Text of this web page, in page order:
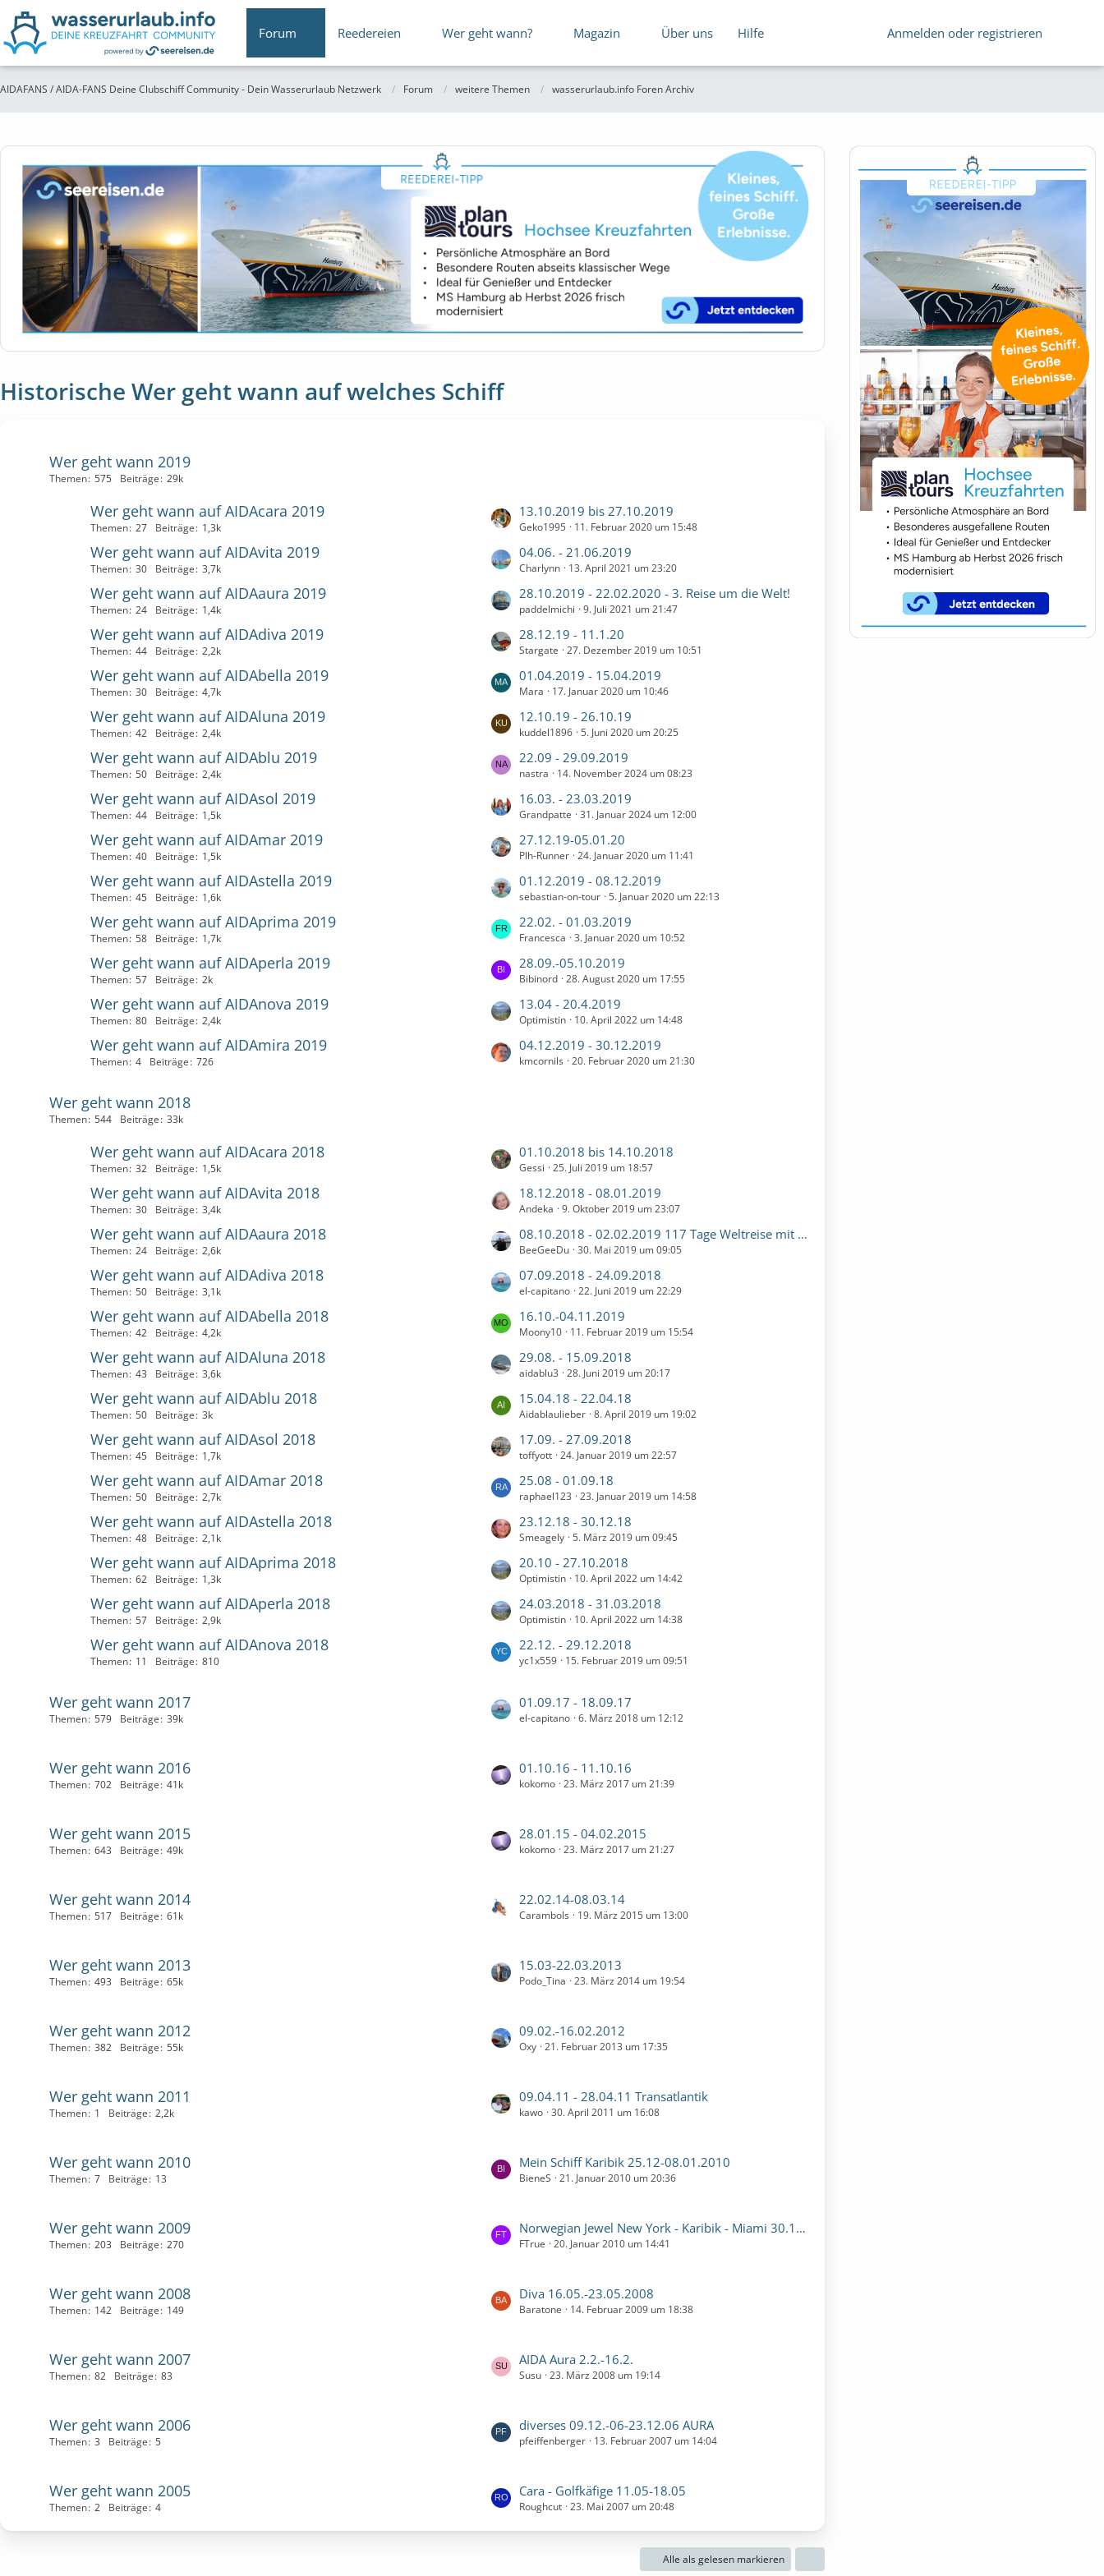
Forum Reedereien Wer geht wann? Magazin Über uns Hilfe Anmelden oder registrieren
AIDAFANS / AIDA-FANS Deine Clubschiff Community - Dein Wasserurlaub Netzwerk Forum weitere Themen wasserurlaub.info Foren Archiv
Historische Wer geht wann auf welches Schiff
Wer geht wann 2019
Themen 575 Beiträge 29k
Wer geht wann auf AIDAcara 2019
Themen 27 Beiträge 1,3k
L
e
t
z
e
e
t
r
ä
g
13.10.2019 bis 27.10.2019
Geko1995 11. Februar 2020 um 15:48
Wer geht wann auf AIDAvita 2019
Themen 30 Beiträge 3,7k
L
e
t
z
e
e
t
r
ä
g
04.06. - 21.06.2019
Charlynn 13. April 2021 um 23:20
Wer geht wann auf AIDAaura 2019
Themen 24 Beiträge 1,4k
L
e
t
z
e
e
t
r
g
28.10.2019 - 22.02.2020 - 3. Reise um die Welt!
paddelmichi 9. Juli 2021 um 21:47
Wer geht wann auf AIDAdiva 2019
Themen 44 Beiträge 2,2k
L
e
t
z
e
e
t
r
ä
g
28.12.19 - 11.1.20
Stargate 27. Dezember 2019 um 10:51
Wer geht wann auf AIDAbella 2019
Themen 30 Beiträge 4,7k
L
e
t
z
e
e
t
r
ä
g
01.04.2019 - 15.04.2019
Mara 17. Januar 2020 um 10:46
Wer geht wann auf AIDAluna 2019
Themen 42 Beiträge 2,4k
L
e
t
z
e
e
t
r
ä
g
12.10.19 - 26.10.19
kuddel1896 5. Juni 2020 um 20:25
Wer geht wann auf AIDAblu 2019
Themen 50 Beiträge 2,4k
L
e
t
z
e
e
t
r
ä
g
22.09 - 29.09.2019
nastra 14. November 2024 um 08:23
Wer geht wann auf AIDAsol 2019
Themen 44 Beiträge 1,5k
L
e
t
z
e
e
t
r
ä
g
16.03. - 23.03.2019
Grandpatte 31. Januar 2024 um 12:00
Wer geht wann auf AIDAmar 2019
Themen 40 Beiträge 1,5k
L
e
t
z
e
e
t
r
ä
g
27.12.19-05.01.20
Plh-Runner 24. Januar 2020 um 11:41
Wer geht wann auf AIDAstella 2019
Themen 45 Beiträge 1,6k
L
e
t
z
e
e
t
r
01.12.2019 - 08.12.2019
sebastian-on-tour 5. Januar 2020 um 22:13
Wer geht wann auf AIDAprima 2019
Themen 58 Beiträge 1,7k
L
e
t
z
e
e
e
22.02. - 01.03.2019
Francesca 3. Januar 2020 um 10:52
Wer geht wann auf AIDAperla 2019
Themen 57 Beiträge 2k
L
e
t
z
e
ä
e
28.09.-05.10.2019
Bibinord 28. August 2020 um 17:55
Wer geht wann auf AIDAnova 2019
Themen 80 Beiträge 2,4k
L
e
t
z
i
t
ä
e
13.04 - 20.4.2019
Optimistin 10. April 2022 um 14:48
Wer geht wann auf AIDAmira 2019
Themen 4 Beiträge 726
L
e
B
e
t
ä
e
04.12.2019 - 30.12.2019
kmcornils 20. Februar 2020 um 21:30
Wer geht wann 2018
Themen 544 Beiträge 33k
Wer geht wann auf AIDAcara 2018
Themen 32 Beiträge 1,5k
L
e
z
e
e
t
r
ä
g
01.10.2018 bis 14.10.2018
Gessi 25. Juli 2019 um 18:57
Wer geht wann auf AIDAvita 2018
Themen 30 Beiträge 3,4k
L
e
z
e
e
t
r
ä
g
18.12.2018 - 08.01.2019
Andeka 9. Oktober 2019 um 23:07
Wer geht wann auf AIDAaura 2018
Themen 24 Beiträge 2,6k
L
e
t
z
e
e
t
r
ä
g
08.10.2018 - 02.02.2019 117 Tage Weltreise mit AIDAaura
BeeGeeDu 30. Mai 2019 um 09:05
Wer geht wann auf AIDAdiva 2018
Themen 50 Beiträge 3,1k
L
e
t
z
e
e
t
r
ä
g
07.09.2018 - 24.09.2018
el-capitano 22. Juni 2019 um 22:29
Wer geht wann auf AIDAbella 2018
Themen 42 Beiträge 4,2k
L
e
t
z
e
e
t
r
ä
g
16.10.-04.11.2019
Moony10 11. Februar 2019 um 15:54
Wer geht wann auf AIDAluna 2018
Themen 43 Beiträge 3,6k
L
e
t
z
e
e
t
r
ä
g
29.08. - 15.09.2018
aidablu3 28. Juni 2019 um 20:17
Wer geht wann auf AIDAblu 2018
Themen 50 Beiträge 3k
L
e
t
z
e
e
t
r
ä
g
15.04.18 - 22.04.18
Aidablaulieber 8. April 2019 um 19:02
Wer geht wann auf AIDAsol 2018
Themen 45 Beiträge 1,7k
L
e
t
z
e
e
t
r
ä
g
17.09. - 27.09.2018
toffyott 24. Januar 2019 um 22:57
Wer geht wann auf AIDAmar 2018
Themen 50 Beiträge 2,7k
L
e
t
z
e
e
t
r
g
e
25.08 - 01.09.18
raphael123 23. Januar 2019 um 14:58
Wer geht wann auf AIDAstella 2018
Themen 48 Beiträge 2,1k
L
e
t
z
e
e
r
ä
23.12.18 - 30.12.18
Smeagely 5. März 2019 um 09:45
Wer geht wann auf AIDAprima 2018
Themen 62 Beiträge 1,3k
L
e
t
z
e
i
ä
g
20.10 - 27.10.2018
Optimistin 10. April 2022 um 14:42
Wer geht wann auf AIDAperla 2018
Themen 57 Beiträge 2,9k
L
e
t
z
B
t
r
e
24.03.2018 - 31.03.2018
Optimistin 10. April 2022 um 14:38
Wer geht wann auf AIDAnova 2018
Themen 11 Beiträge 810
L
e
z
t
e
ä
22.12. - 29.12.2018
yc1x559 15. Februar 2019 um 09:51
Wer geht wann 2017
Themen 579 Beiträge 39k
L
e
t
e
i
ä
01.09.17 - 18.09.17
el-capitano 6. März 2018 um 12:12
Wer geht wann 2016
Themen 702 Beiträge 41k
L
e
t
e
i
ä
g
01.10.16 - 11.10.16
kokomo 23. März 2017 um 21:39
Wer geht wann 2015
Themen 643 Beiträge 49k
L
e
t
e
i
ä
g
28.01.15 - 04.02.2015
kokomo 23. März 2017 um 21:27
Wer geht wann 2014
Themen 517 Beiträge 61k
L
e
t
e
i
ä
g
22.02.14-08.03.14
Carambols 19. März 2015 um 13:00
Wer geht wann 2013
Themen 493 Beiträge 65k
L
e
t
e
i
ä
g
15.03-22.03.2013
Podo_Tina 23. März 2014 um 19:54
Wer geht wann 2012
Themen 382 Beiträge 55k
L
e
t
e
i
ä
g
09.02.-16.02.2012
Oxy 21. Februar 2013 um 17:35
Wer geht wann 2011
Themen 1 Beiträge 2,2k
L
e
t
e
i
ä
g
09.04.11 - 28.04.11 Transatlantik
kawo 30. April 2011 um 16:08
Wer geht wann 2010
Themen 7 Beiträge 13
L
e
t
e
i
ä
g
Mein Schiff Karibik 25.12-08.01.2010
BieneS 21. Januar 2010 um 20:36
Wer geht wann 2009
Themen 203 Beiträge 270
L
e
t
e
i
ä
g
Norwegian Jewel New York - Karibik - Miami 30.10-13.11.2009
FTrue 20. Januar 2010 um 14:41
Wer geht wann 2008
Themen 142 Beiträge 149
L
e
t
e
i
ä
g
e
Diva 16.05.-23.05.2008
Baratone 14. Februar 2009 um 18:38
Wer geht wann 2007
Themen 82 Beiträge 83
L
e
t
e
i
AIDA Aura 2.2.-16.2.
Susu 23. März 2008 um 19:14
Wer geht wann 2006
Themen 3 Beiträge 5
L
e
t
B
diverses 09.12.-06-23.12.06 AURA
pfeiffenberger 13. Februar 2007 um 14:04
Wer geht wann 2005
Themen 2 Beiträge 4
L
e
t
Cara - Golfkäfige 11.05-18.05
Roughcut 23. Mai 2007 um 20:48
Alle als gelesen markieren